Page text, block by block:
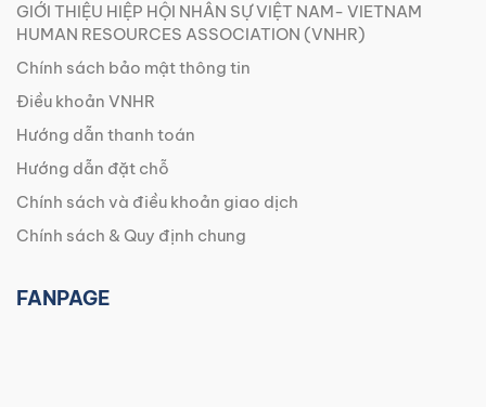
GIỚI THIỆU HIỆP HỘI NHÂN SỰ VIỆT NAM- VIETNAM
HUMAN RESOURCES ASSOCIATION (VNHR)
Chính sách bảo mật thông tin
Điều khoản VNHR
Hướng dẫn thanh toán
Hướng dẫn đặt chỗ
Chính sách và điều khoản giao dịch
Chính sách & Quy định chung
FANPAGE